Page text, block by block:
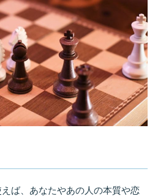
ば、あなたやあの人の本質や恋